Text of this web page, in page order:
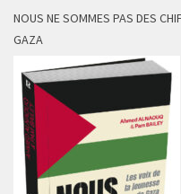
NOUS NE SOMMES PAS DES
GAZA